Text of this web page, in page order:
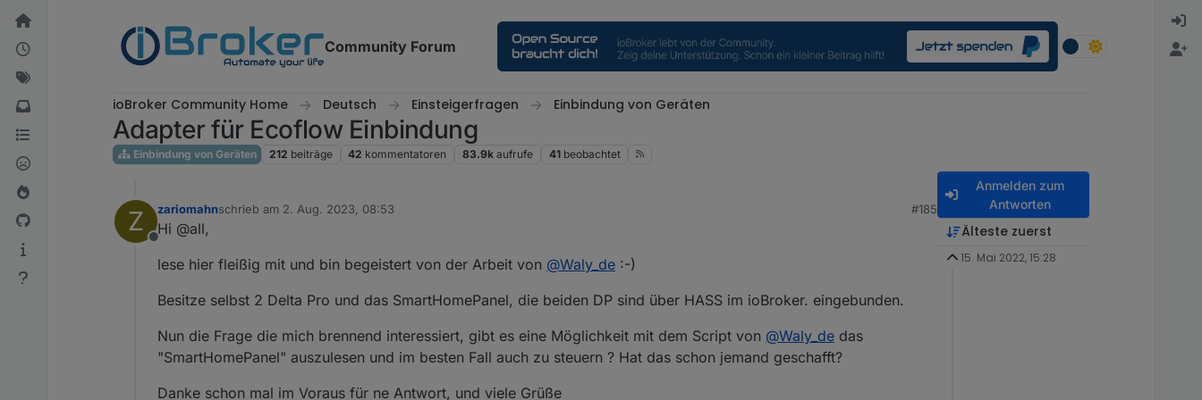
Weiter zum Inhalt
Community Forum
ioBroker Community Home Deutsch Einsteigerfragen Einbindung von Geräten
Adapter für Ecoflow Einbindung
Einbindung von Geräten 212 beiträge 42 kommentatoren 83.9k aufrufe 41 beobachtet
Z
Offline
zariomahnschrieb am 2. Aug. 2023, 08:53
zuletzt editiert von
#185
Hi @all,
lese hier fleißig mit und bin begeistert von der Arbeit von @Waly_de :-)
Besitze selbst 2 Delta Pro und das SmartHomePanel, die beiden DP sind über HASS im ioBroker. eingebunden.
Nun die Frage die mich brennend interessiert, gibt es eine Möglichkeit mit dem Script von @Waly_de das
"SmartHomePanel" auszulesen und im besten Fall auch zu steuern ? Hat das schon jemand geschafft?
Danke schon mal im Voraus für ne Antwort, und viele Grüße
Anmelden zum
Antworten
Älteste zuerst
15. Mai 2022, 15:28